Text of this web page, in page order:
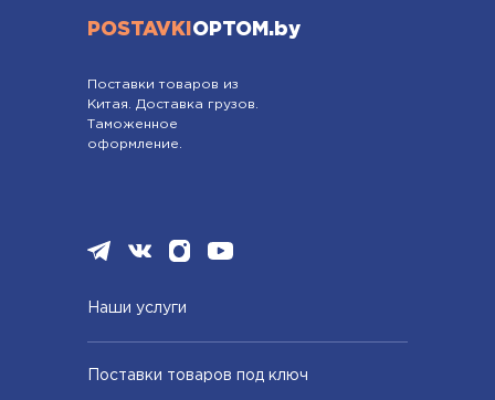
POSTAVKI OPTOM.by
Поставки товаров из
Китая. Доставка грузов.
Таможенное
оформление.
Наши услуги
Поставки товаров под ключ